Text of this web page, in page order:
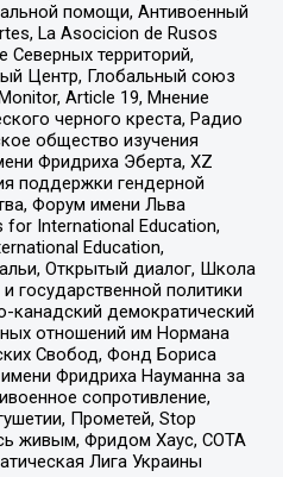
помощи, Антивоенный
La Asocicion de Rusos
территорий,
Центр, Глобальный союз
Article 19, Мнение
черного креста, Радио
общество изучения
Фридриха Эберта, XZ
поддержки гендерной
Форум имени Льва
for International Education,
Education,
Открытый диалог, Школа
государственной политики
канадский демократический
отношений им Нормана
Свобод, Фонд Бориса
Фридриха Науманна за
сопротивление,
Прометей, Stop
живым, Фридом Хаус, СОТА
Лига Украины